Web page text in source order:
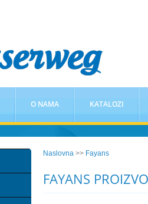
O NAMA KATALOZI
Naslovna >> Fayans
FAYANS